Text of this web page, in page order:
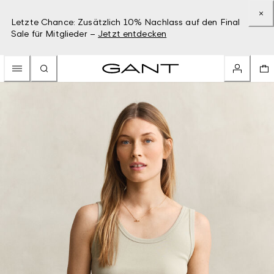
Letzte Chance: Zusätzlich 10% Nachlass auf den Final
Sale für Mitglieder – Jetzt entdecken